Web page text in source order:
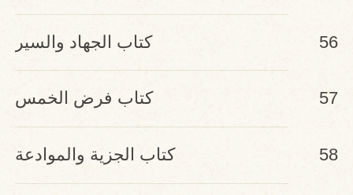
56 كتاب الجهاد والسير
57 كتاب فرض الخمس
58 كتاب الجزية والموادعة